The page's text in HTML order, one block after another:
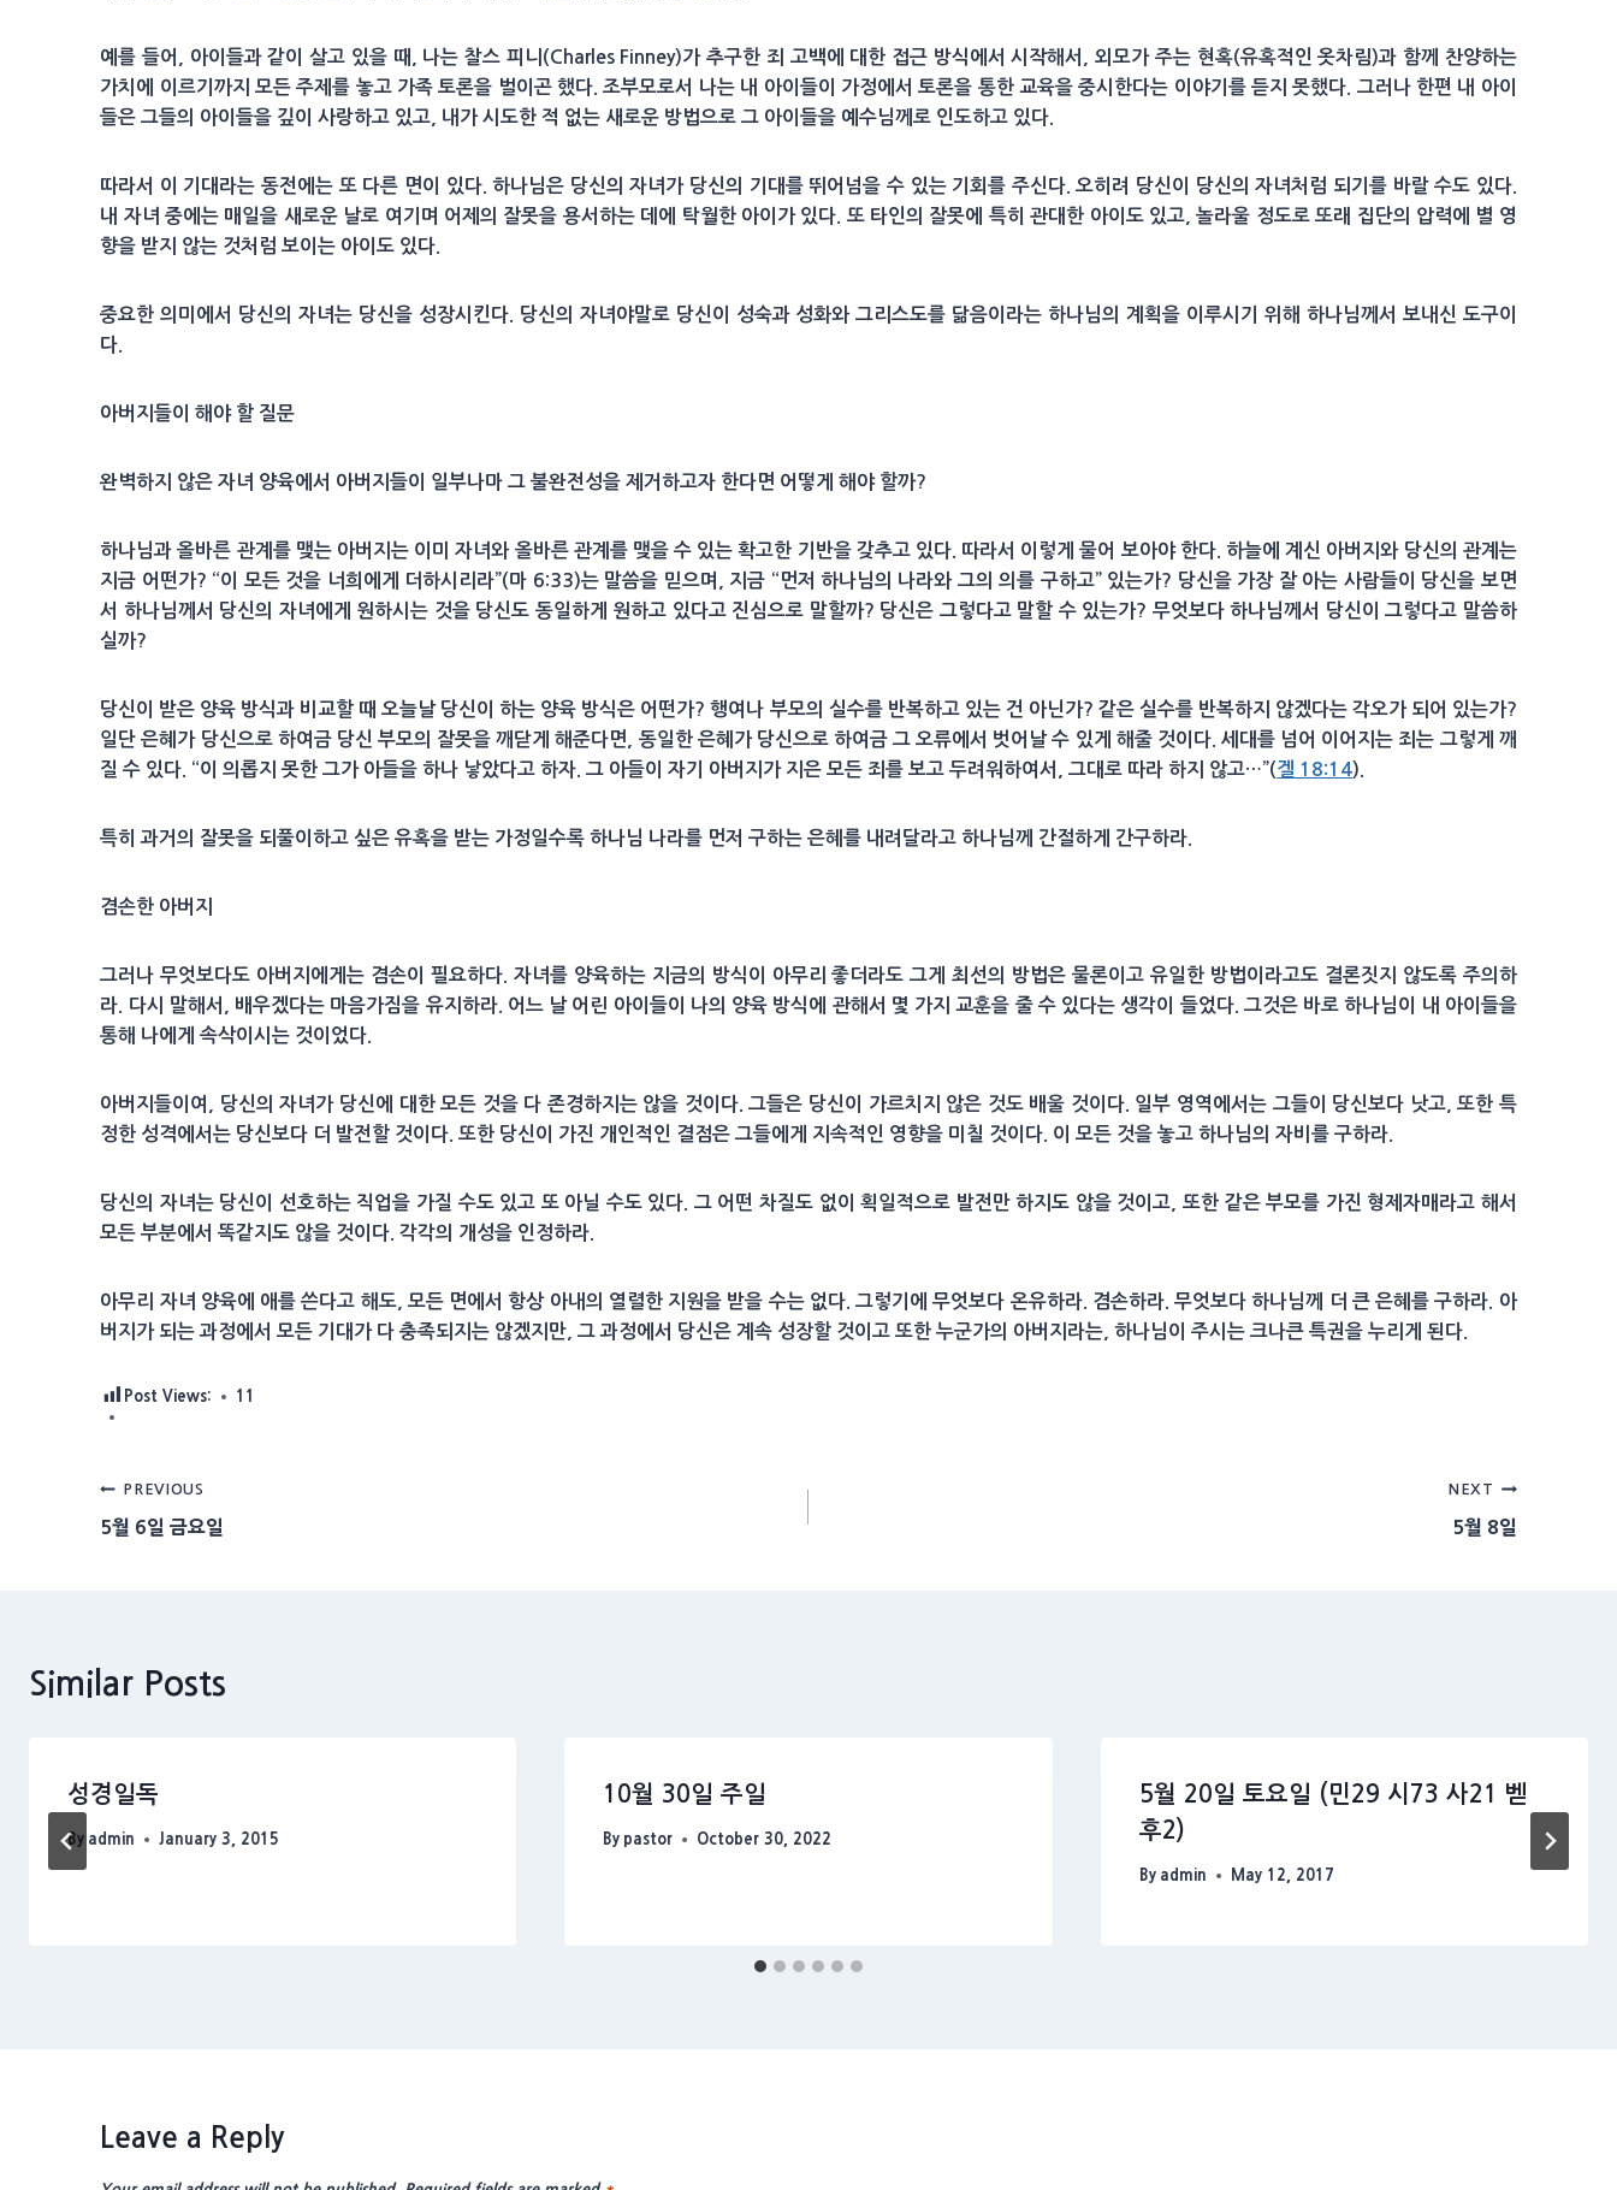
예를 들어, 아이들과 같이 살고 있을 때, 나는 찰스 피니(Charles Finney)가 추구한 죄 고백에 대한 접근 방식에서 시작해서, 외모가 주는 현혹(유혹적인 옷차림)과 함께 찬양하는
가치에 이르기까지 모든 주제를 놓고 가족 토론을 벌이곤 했다. 조부모로서 나는 내 아이들이 가정에서 토론을 통한 교육을 중시한다는 이야기를 듣지 못했다. 그러나 한편 내 아이
들은 그들의 아이들을 깊이 사랑하고 있고, 내가 시도한 적 없는 새로운 방법으로 그 아이들을 예수님께로 인도하고 있다.
따라서 이 기대라는 동전에는 또 다른 면이 있다. 하나님은 당신의 자녀가 당신의 기대를 뛰어넘을 수 있는 기회를 주신다. 오히려 당신이 당신의 자녀처럼 되기를 바랄 수도 있다.
내 자녀 중에는 매일을 새로운 날로 여기며 어제의 잘못을 용서하는 데에 탁월한 아이가 있다. 또 타인의 잘못에 특히 관대한 아이도 있고, 놀라울 정도로 또래 집단의 압력에 별 영
향을 받지 않는 것처럼 보이는 아이도 있다.
중요한 의미에서 당신의 자녀는 당신을 성장시킨다. 당신의 자녀야말로 당신이 성숙과 성화와 그리스도를 닮음이라는 하나님의 계획을 이루시기 위해 하나님께서 보내신 도구이
다.
아버지들이 해야 할 질문
완벽하지 않은 자녀 양육에서 아버지들이 일부나마 그 불완전성을 제거하고자 한다면 어떻게 해야 할까?
하나님과 올바른 관계를 맺는 아버지는 이미 자녀와 올바른 관계를 맺을 수 있는 확고한 기반을 갖추고 있다. 따라서 이렇게 물어 보아야 한다. 하늘에 계신 아버지와 당신의 관계는
지금 어떤가? “이 모든 것을 너희에게 더하시리라”(마 6:33)는 말씀을 믿으며, 지금 “먼저 하나님의 나라와 그의 의를 구하고” 있는가? 당신을 가장 잘 아는 사람들이 당신을 보면
서 하나님께서 당신의 자녀에게 원하시는 것을 당신도 동일하게 원하고 있다고 진심으로 말할까? 당신은 그렇다고 말할 수 있는가? 무엇보다 하나님께서 당신이 그렇다고 말씀하
실까?
당신이 받은 양육 방식과 비교할 때 오늘날 당신이 하는 양육 방식은 어떤가? 행여나 부모의 실수를 반복하고 있는 건 아닌가? 같은 실수를 반복하지 않겠다는 각오가 되어 있는가?
일단 은혜가 당신으로 하여금 당신 부모의 잘못을 깨닫게 해준다면, 동일한 은혜가 당신으로 하여금 그 오류에서 벗어날 수 있게 해줄 것이다. 세대를 넘어 이어지는 죄는 그렇게 깨
질 수 있다. “이 의롭지 못한 그가 아들을 하나 낳았다고 하자. 그 아들이 자기 아버지가 지은 모든 죄를 보고 두려워하여서, 그대로 따라 하지 않고…”( 겔 18:14).
특히 과거의 잘못을 되풀이하고 싶은 유혹을 받는 가정일수록 하나님 나라를 먼저 구하는 은혜를 내려달라고 하나님께 간절하게 간구하라.
겸손한 아버지
그러나 무엇보다도 아버지에게는 겸손이 필요하다. 자녀를 양육하는 지금의 방식이 아무리 좋더라도 그게 최선의 방법은 물론이고 유일한 방법이라고도 결론짓지 않도록 주의하
라. 다시 말해서, 배우겠다는 마음가짐을 유지하라. 어느 날 어린 아이들이 나의 양육 방식에 관해서 몇 가지 교훈을 줄 수 있다는 생각이 들었다. 그것은 바로 하나님이 내 아이들을
통해 나에게 속삭이시는 것이었다.
아버지들이여, 당신의 자녀가 당신에 대한 모든 것을 다 존경하지는 않을 것이다. 그들은 당신이 가르치지 않은 것도 배울 것이다. 일부 영역에서는 그들이 당신보다 낫고, 또한 특
정한 성격에서는 당신보다 더 발전할 것이다. 또한 당신이 가진 개인적인 결점은 그들에게 지속적인 영향을 미칠 것이다. 이 모든 것을 놓고 하나님의 자비를 구하라.
당신의 자녀는 당신이 선호하는 직업을 가질 수도 있고 또 아닐 수도 있다. 그 어떤 차질도 없이 획일적으로 발전만 하지도 않을 것이고, 또한 같은 부모를 가진 형제자매라고 해서
모든 부분에서 똑같지도 않을 것이다. 각각의 개성을 인정하라.
아무리 자녀 양육에 애를 쓴다고 해도, 모든 면에서 항상 아내의 열렬한 지원을 받을 수는 없다. 그렇기에 무엇보다 온유하라. 겸손하라. 무엇보다 하나님께 더 큰 은혜를 구하라. 아
버지가 되는 과정에서 모든 기대가 다 충족되지는 않겠지만, 그 과정에서 당신은 계속 성장할 것이고 또한 누군가의 아버지라는, 하나님이 주시는 크나큰 특권을 누리게 된다.
Post Views: 11
Post
navigation
PREVIOUS
5월 6일 금요일
NEXT
5월 8일
Similar Posts
성경일독
By admin January 3, 2015
10월 30일 주일
By pastor October 30, 2022
5월 20일 토요일 (민29 시73 사21 벧
후2)
By admin May 12, 2017
Leave a Reply